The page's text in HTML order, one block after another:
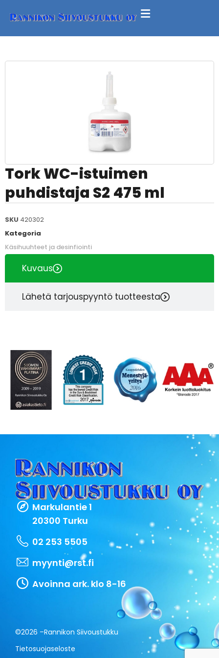
Tork WC-istuimen
puhdistaja S2 475 ml
SKU 420302
Kategoria
Käsihuuhteet ja desinfiointi
Kuvaus
Lähetä tarjouspyyntö tuotteesta
Markulantie 1
20300 Turku
02 253 5505
myynti@rst.fi
Avoinna ark. klo 8-16
©2026 –Rannikon Siivoustukku
Tietosuojaseloste